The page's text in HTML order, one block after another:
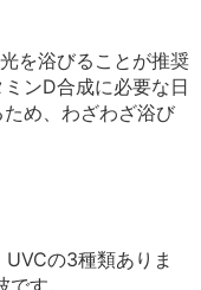
を浴びることが推奨
ンD合成に必要な日
め、わざわざ浴び
の3種類ありま
す。